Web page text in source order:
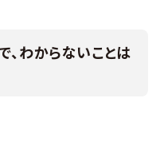
わからないことは